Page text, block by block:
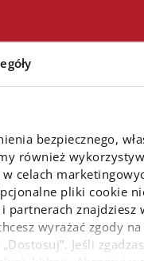
bezpiecznego,
również
celach
pliki cookie
znajdziesz
wyrażać zgody
Jeśli
w Bydgoszczy.
707 Warszawa